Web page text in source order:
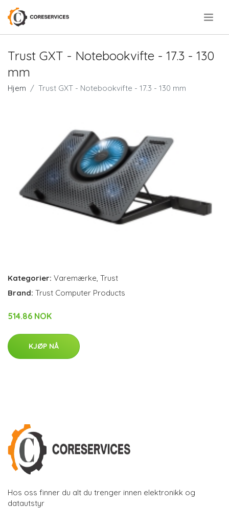
Trust GXT - Notebookvifte - 17.3 - 130
mm
Hjem Trust GXT - Notebookvifte - 17.3 - 130 mm
Kategorier: Varemærke Trust
Brand: Trust Computer Products
514.86 NOK
KJØP NÅ
Hos oss finner du alt du trenger innen elektronikk og
datautstyr